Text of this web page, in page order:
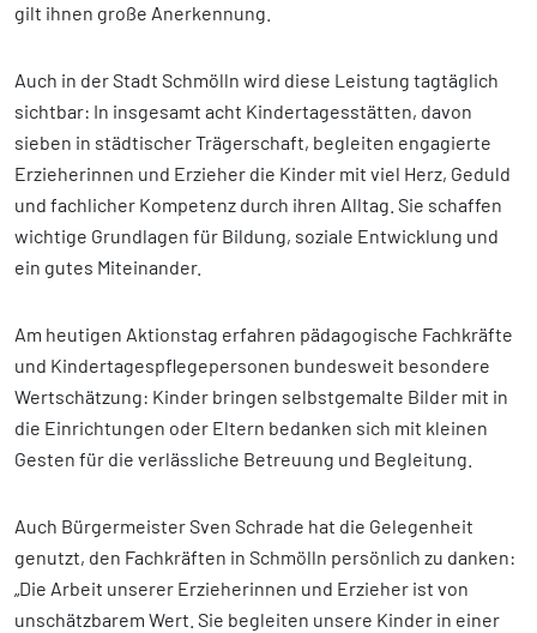
gilt ihnen große Anerkennung.
Auch in der Stadt Schmölln wird diese Leistung tagtäglich
sichtbar: In insgesamt acht Kindertagesstätten, davon
sieben in städtischer Trägerschaft, begleiten engagierte
Erzieherinnen und Erzieher die Kinder mit viel Herz, Geduld
und fachlicher Kompetenz durch ihren Alltag. Sie schaffen
wichtige Grundlagen für Bildung, soziale Entwicklung und
ein gutes Miteinander.
Am heutigen Aktionstag erfahren pädagogische Fachkräfte
und Kindertagespflegepersonen bundesweit besondere
Wertschätzung: Kinder bringen selbstgemalte Bilder mit in
die Einrichtungen oder Eltern bedanken sich mit kleinen
Gesten für die verlässliche Betreuung und Begleitung.
Auch Bürgermeister Sven Schrade hat die Gelegenheit
genutzt, den Fachkräften in Schmölln persönlich zu danken:
„Die Arbeit unserer Erzieherinnen und Erzieher ist von
unschätzbarem Wert. Sie begleiten unsere Kinder in einer